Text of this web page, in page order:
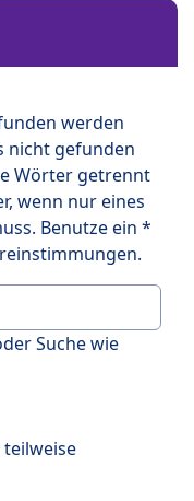
werden
nicht gefunden
Wörter getrennt
wenn nur eines
Benutze ein *
Suche wie